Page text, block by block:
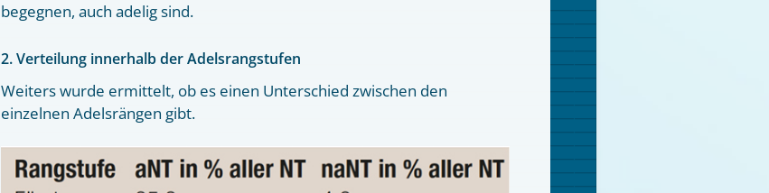
begegnen, auch adelig sind.
2. Verteilung innerhalb der Adelsrangstufen
Weiters wurde ermittelt, ob es einen Unterschied zwischen den
einzelnen Adelsrängen gibt.